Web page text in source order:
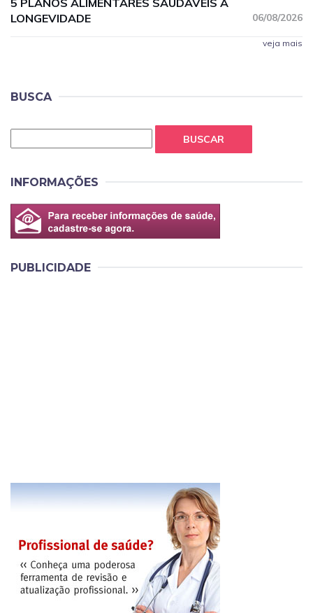
5 PLANOS ALIMENTARES SAUDÁVEIS À
LONGEVIDADE
06/08/2026
veja mais
BUSCA
BUSCAR
INFORMAÇÕES
PUBLICIDADE